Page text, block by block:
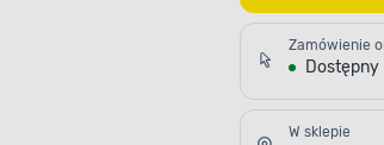
Zamówienie
Dostępny
W sklepie